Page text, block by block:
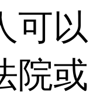
可以
院或